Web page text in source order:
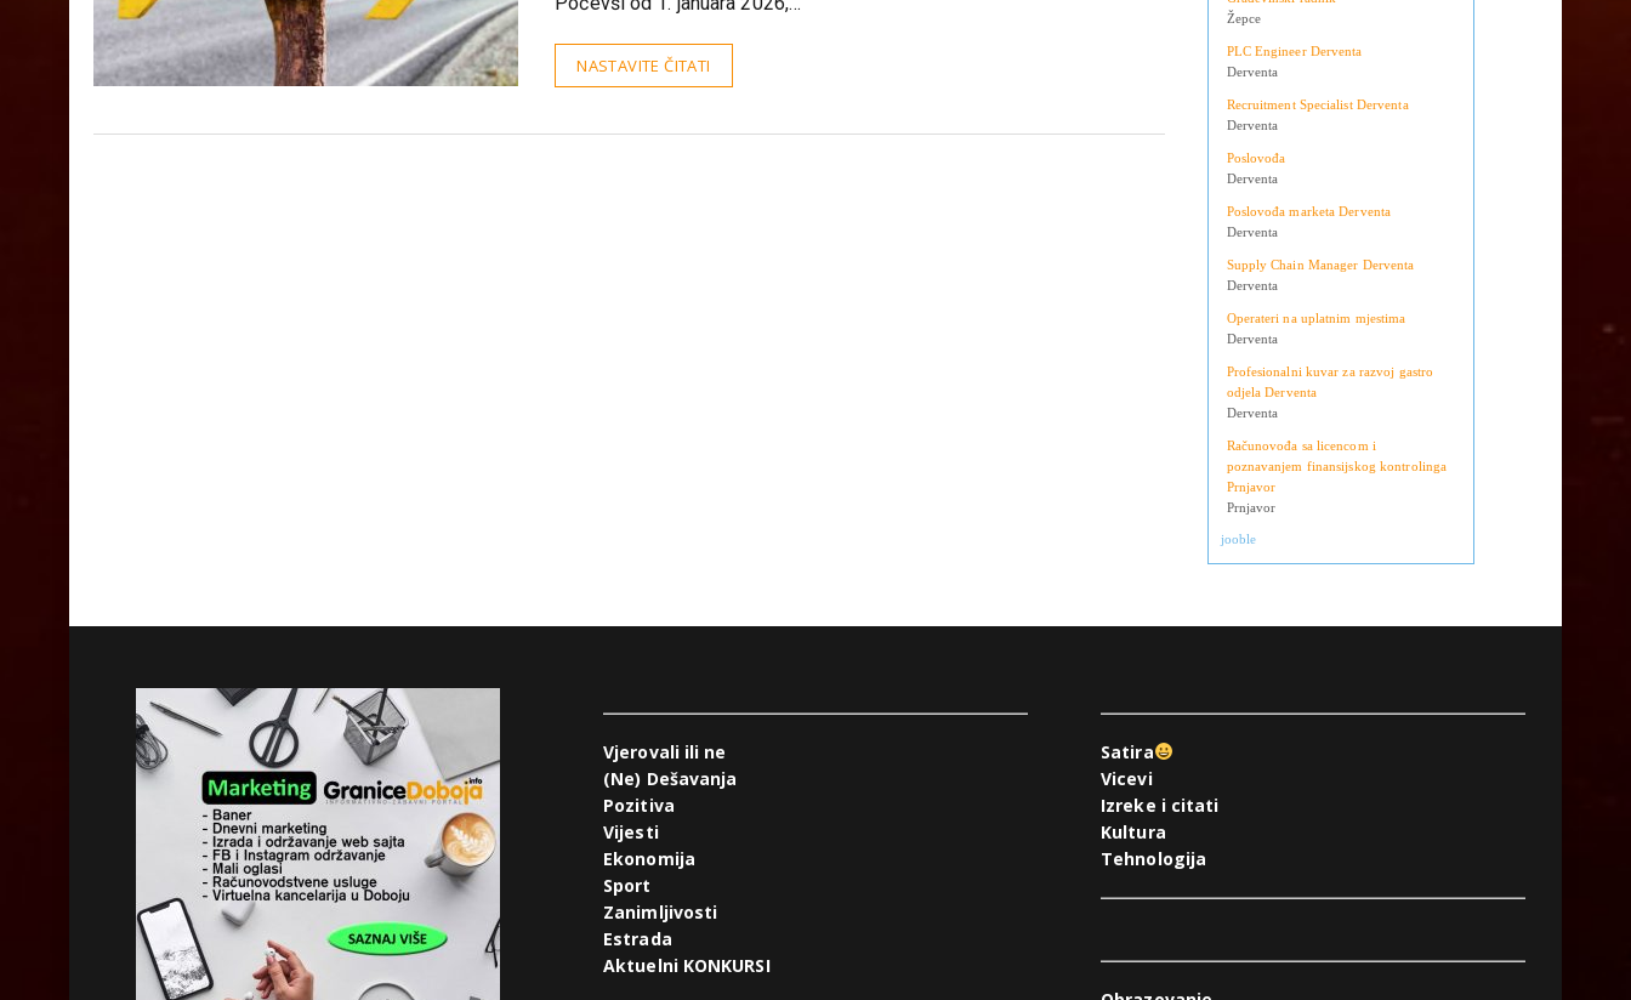
reforme koja uključuje i promjene u tzv. „naknadi za prevoz na posao“.
Počevši od 1. januara 2026,…
Doboj
Građevinski radnik
Žepce
PLC Engineer Derventa
Derventa
Recruitment Specialist Derventa
Derventa
Poslovođa
Derventa
Poslovođa marketa Derventa
Derventa
Supply Chain Manager Derventa
Derventa
Operateri na uplatnim mjestima
Derventa
Profesionalni kuvar za razvoj gastro
odjela Derventa
Računovođa sa licencom i
poznavanjem finansijskog kontrolinga
Prnjavor
Vjerovali ili ne
(Ne) Dešavanja
Pozitiva
Vijesti
Ekonomija
Sport
Zanimljivosti
Satira
Vicevi
Izreke i citati
Tehnologija